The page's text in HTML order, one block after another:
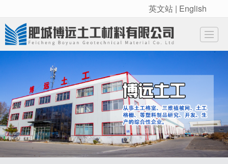
很遗憾，因您的浏览器版本过低导致无法获得最佳浏览体验，推荐下载安装谷歌浏览器！
英文站 | English
网站首页 新闻动态